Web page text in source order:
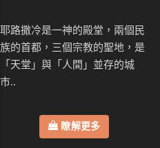
耶路撒冷是一神的殿堂，兩個民
族的首都，三個宗教的聖地，是
「天堂」與「人間」並存的城
市..
瞭解更多